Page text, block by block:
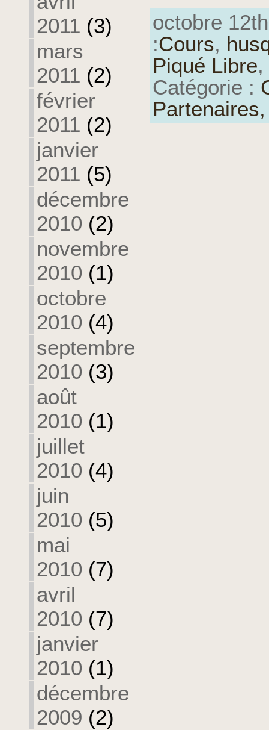
2011 (3)
mars
2011 (2)
février
2011 (2)
janvier
2011 (5)
décembre
2010 (2)
novembre
2010 (1)
octobre
2010 (4)
septembre
2010 (3)
août
2010 (1)
juillet
2010 (4)
juin
2010 (5)
mai
2010 (7)
avril
2010 (7)
janvier
2010 (1)
décembre
2009 (2)
octobre
:Cours,
Piqué Libre,
Catégorie :